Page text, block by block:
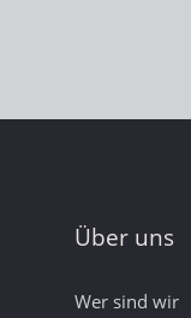
Über uns
Wer sind wir